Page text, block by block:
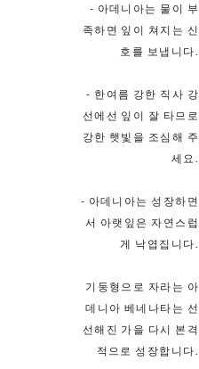
- 아데니아는 물이 부
족하면 잎이 쳐지는 신
호를 보냅니다.
- 한여름 강한 직사 강
선에선 잎이 잘 타므로
강한 햇빛을 조심해 주
세요.
- 아데니아는 성장하면
서 아랫잎은 자연스럽
게 낙엽집니다.
기둥형으로 자라는 아
데니아 베네나타는 선
선해진 가을 다시 본격
적으로 성장합니다.